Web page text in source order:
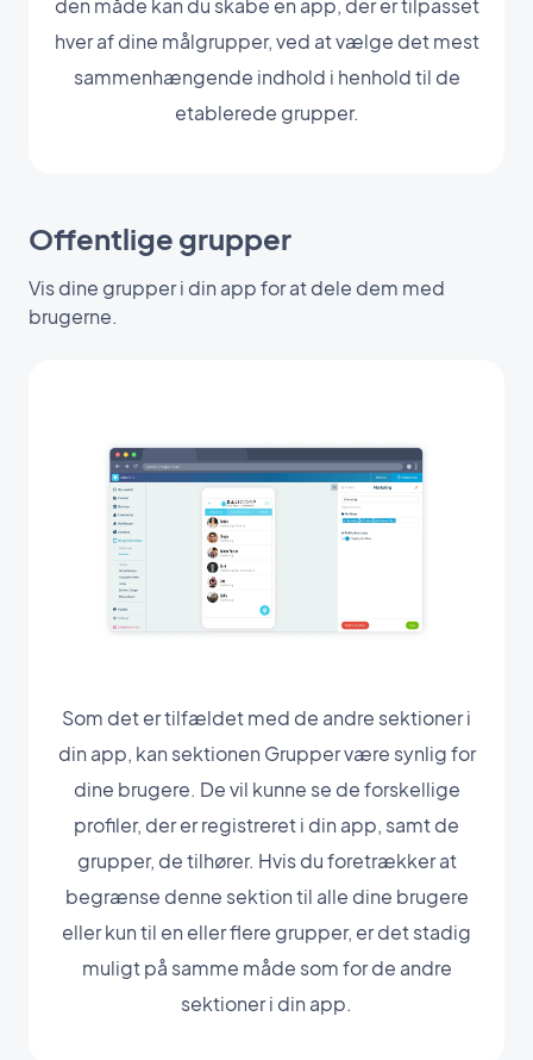
den måde kan du skabe en app, der er tilpasset
hver af dine målgrupper, ved at vælge det mest
sammenhængende indhold i henhold til de
etablerede grupper.
Offentlige grupper
Vis dine grupper i din app for at dele dem med
brugerne.
Som det er tilfældet med de andre sektioner i
din app, kan sektionen Grupper være synlig for
dine brugere. De vil kunne se de forskellige
profiler, der er registreret i din app, samt de
grupper, de tilhører. Hvis du foretrækker at
begrænse denne sektion til alle dine brugere
eller kun til en eller flere grupper, er det stadig
muligt på samme måde som for de andre
sektioner i din app.